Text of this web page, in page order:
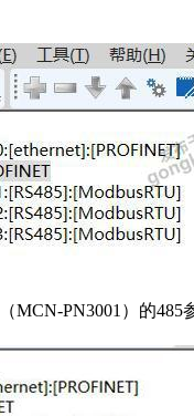
（MCN-PN3001）的